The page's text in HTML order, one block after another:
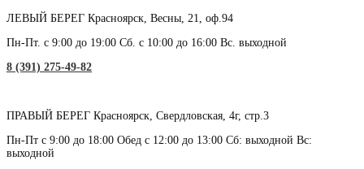
СКЛАД село Дрокино, ул.
ЛЕВЫЙ БЕРЕГ Красноярск, Весны, 21, оф.94
Пн-Пт. с 9:00 до 19:00 Сб. с 10:00 до 16:00 Вс. выходной
8 (391) 275-49-82
ПРАВЫЙ БЕРЕГ Красноярск, Свердловская, 4г, стр.3
Пн-Пт с 9:00 до 18:00 Обед с 12:00 до 13:00 Сб: выходной Вс:
выходной